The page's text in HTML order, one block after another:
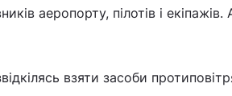
аеропорту, пілотів і екіпажів.
взяти засоби